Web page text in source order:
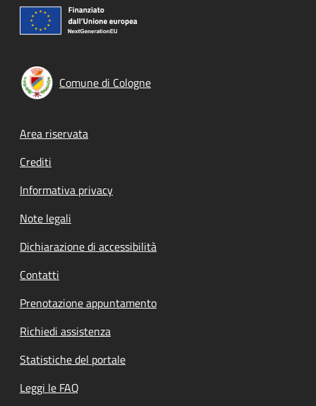
Comune di Cologne
Footer menu
Area riservata
Crediti
Informativa privacy
Note legali
Dichiarazione di accessibilità
Contatti
Prenotazione appuntamento
Richiedi assistenza
Statistiche del portale
Leggi le FAQ